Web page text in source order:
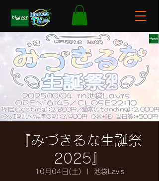
『みづきるな生誕祭
2025』
10月04日(土) 池袋Lavis